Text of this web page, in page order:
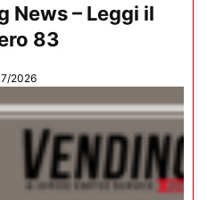
News – Leggi il
83
2026